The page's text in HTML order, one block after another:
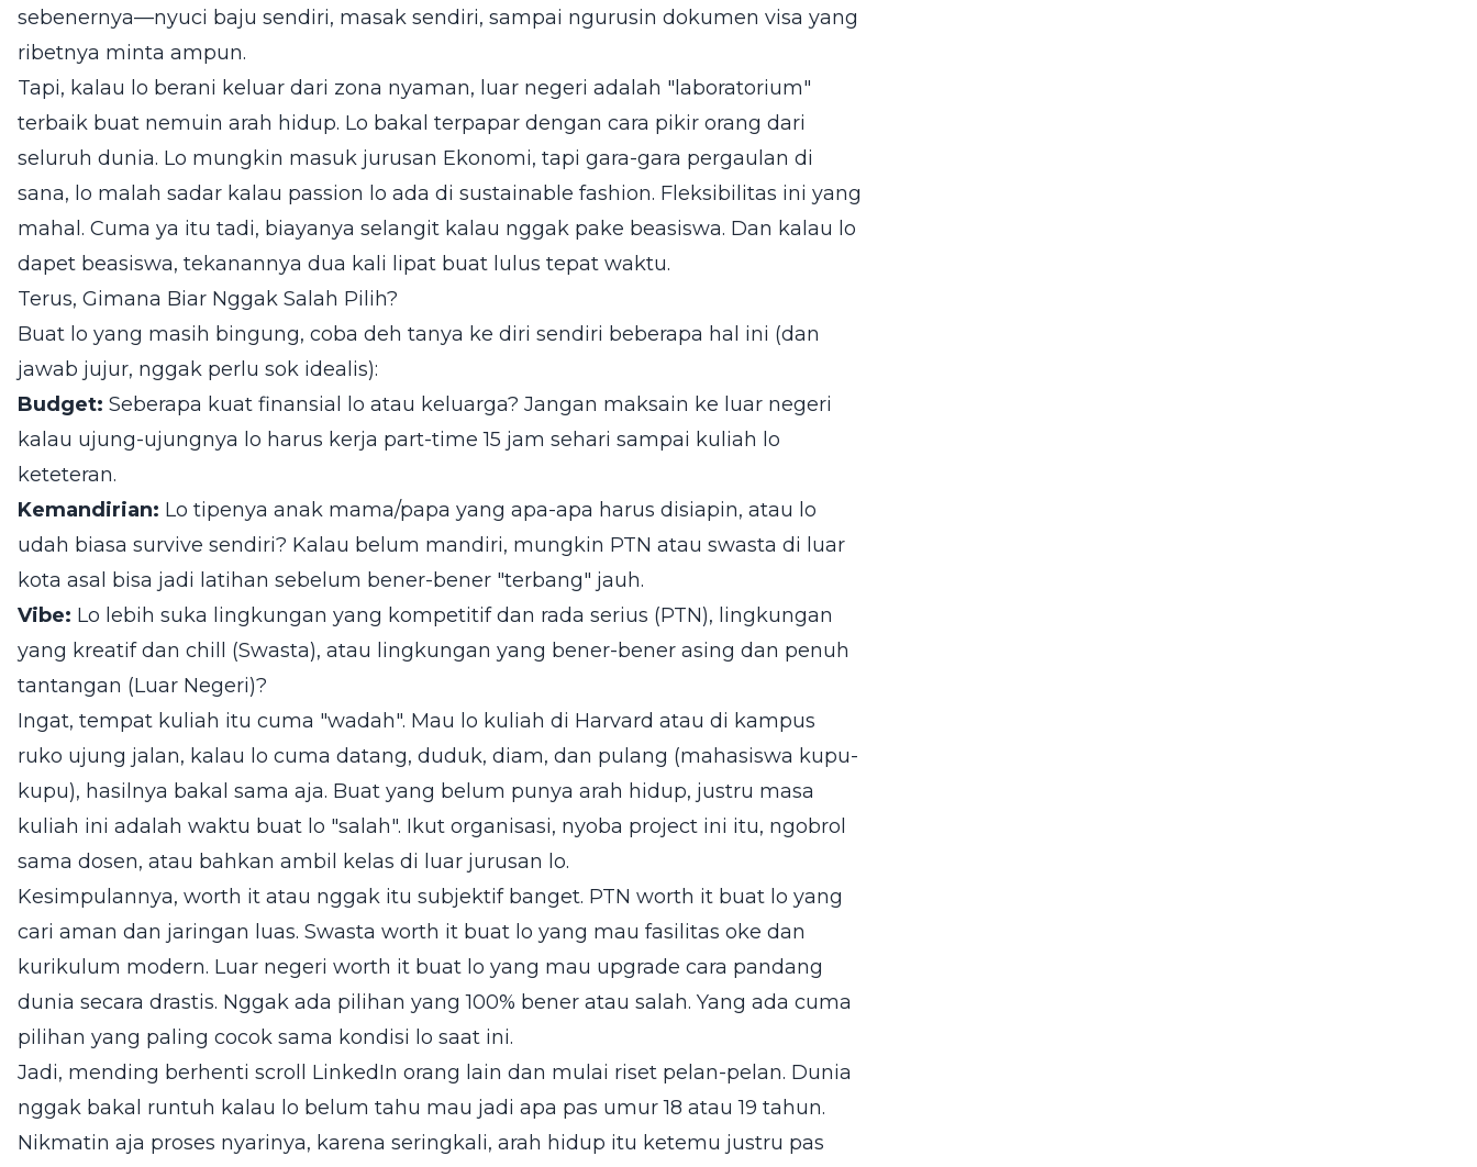
sebenernya—nyuci baju sendiri, masak sendiri, sampai ngurusin dokumen visa yang
ribetnya minta ampun.
Tapi, kalau lo berani keluar dari zona nyaman, luar negeri adalah "laboratorium"
terbaik buat nemuin arah hidup. Lo bakal terpapar dengan cara pikir orang dari
seluruh dunia. Lo mungkin masuk jurusan Ekonomi, tapi gara-gara pergaulan di
sana, lo malah sadar kalau passion lo ada di sustainable fashion. Fleksibilitas ini yang
mahal. Cuma ya itu tadi, biayanya selangit kalau nggak pake beasiswa. Dan kalau lo
dapet beasiswa, tekanannya dua kali lipat buat lulus tepat waktu.
Terus, Gimana Biar Nggak Salah Pilih?
Buat lo yang masih bingung, coba deh tanya ke diri sendiri beberapa hal ini (dan
jawab jujur, nggak perlu sok idealis):
Budget: Seberapa kuat finansial lo atau keluarga? Jangan maksain ke luar negeri
kalau ujung-ujungnya lo harus kerja part-time 15 jam sehari sampai kuliah lo
keteteran.
Kemandirian: Lo tipenya anak mama/papa yang apa-apa harus disiapin, atau lo
udah biasa survive sendiri? Kalau belum mandiri, mungkin PTN atau swasta di luar
kota asal bisa jadi latihan sebelum bener-bener "terbang" jauh.
Vibe: Lo lebih suka lingkungan yang kompetitif dan rada serius (PTN), lingkungan
yang kreatif dan chill (Swasta), atau lingkungan yang bener-bener asing dan penuh
tantangan (Luar Negeri)?
Ingat, tempat kuliah itu cuma "wadah". Mau lo kuliah di Harvard atau di kampus
ruko ujung jalan, kalau lo cuma datang, duduk, diam, dan pulang (mahasiswa kupu-
kupu), hasilnya bakal sama aja. Buat yang belum punya arah hidup, justru masa
kuliah ini adalah waktu buat lo "salah". Ikut organisasi, nyoba project ini itu, ngobrol
sama dosen, atau bahkan ambil kelas di luar jurusan lo.
Kesimpulannya, worth it atau nggak itu subjektif banget. PTN worth it buat lo yang
cari aman dan jaringan luas. Swasta worth it buat lo yang mau fasilitas oke dan
kurikulum modern. Luar negeri worth it buat lo yang mau upgrade cara pandang
dunia secara drastis. Nggak ada pilihan yang 100% bener atau salah. Yang ada cuma
pilihan yang paling cocok sama kondisi lo saat ini.
Jadi, mending berhenti scroll LinkedIn orang lain dan mulai riset pelan-pelan. Dunia
nggak bakal runtuh kalau lo belum tahu mau jadi apa pas umur 18 atau 19 tahun.
Nikmatin aja proses nyarinya, karena seringkali, arah hidup itu ketemu justru pas